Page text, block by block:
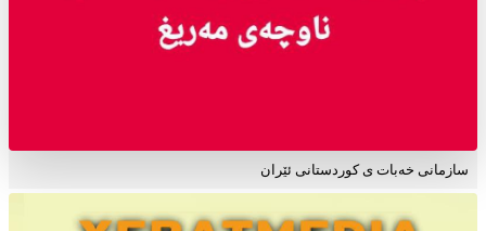
سازمانی خەبات ی کوردستانی ئێران